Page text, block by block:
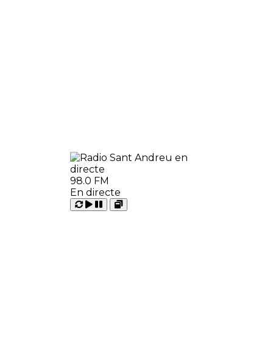
98.0 FM
En directe
Carregant
Reproduir
Pausar
Open